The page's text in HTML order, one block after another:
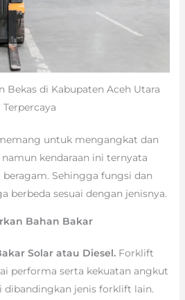
Bekas di Kabupaten Aceh Utara
Terpercaya
untuk mengangkat dan
kendaraan ini ternyata
Sehingga fungsi dan
berbeda sesuai dengan jenisnya.
Bahan Bakar
Solar atau Diesel. Forklift
performa serta kekuatan angkut
jenis forklift lain.